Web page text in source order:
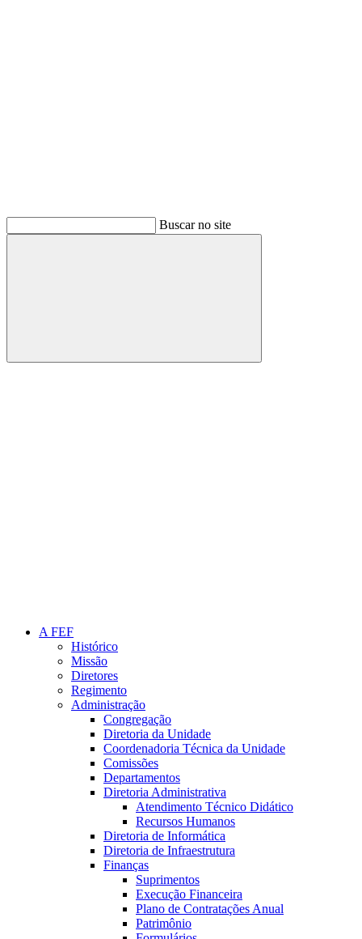
Buscar no site
Buscar
A FEF
Histórico
Missão
Diretores
Regimento
Administração
Congregação
Diretoria da Unidade
Coordenadoria Técnica da Unidade
Comissões
Departamentos
Diretoria Administrativa
Atendimento Técnico Didático
Recursos Humanos
Diretoria de Informática
Diretoria de Infraestrutura
Finanças
Suprimentos
Execução Financeira
Plano de Contratações Anual
Patrimônio